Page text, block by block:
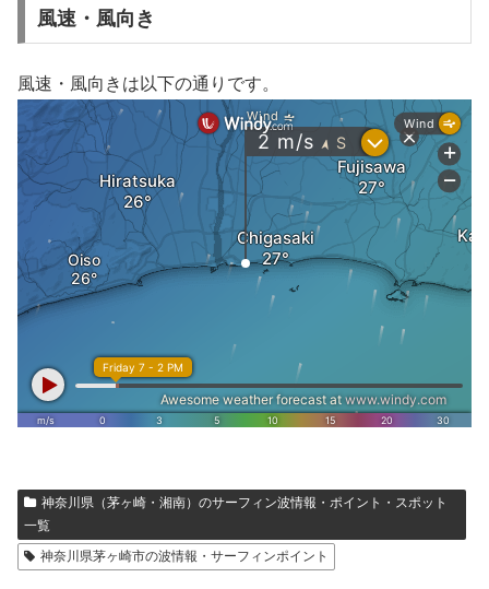
風速・風向き
風速・風向きは以下の通りです。
神奈川県（茅ヶ崎・湘南）のサーフィン波情報・ポイント・スポット
一覧
神奈川県茅ヶ崎市の波情報・サーフィンポイント